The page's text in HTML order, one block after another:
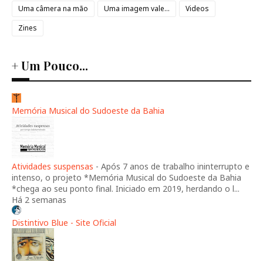
Uma câmera na mão
Uma imagem vale...
Videos
Zines
+ Um Pouco...
Memória Musical do Sudoeste da Bahia
Atividades suspensas - Após 7 anos de trabalho ininterrupto e
intenso, o projeto *Memória Musical do Sudoeste da Bahia
*chega ao seu ponto final. Iniciado em 2019, herdando o l...
Há 2 semanas
Distintivo Blue - Site Oficial